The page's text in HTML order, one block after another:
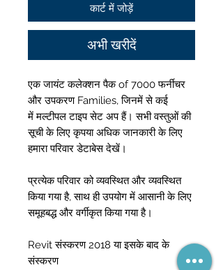
कार्ट में जोड़ें
अभी खरीदें
एक जायंट कलेक्शन पैक of 7000 फर्नीचर
और उपकरण Families, जिनमें से कई
में मल्टीपल टाइप सेट अप हैं। सभी वस्तुओं की
सूची के लिए कृपया अधिक जानकारी के लिए
हमारा परिवार डेटाबेस देखें।
प्रत्येक परिवार को व्यवस्थित और व्यवस्थित
किया गया है, साथ ही उपयोग में आसानी के लिए
समूहबद्ध और वर्गीकृत किया गया है।
Revit संस्करण 2018 या इसके बाद के
संस्करण